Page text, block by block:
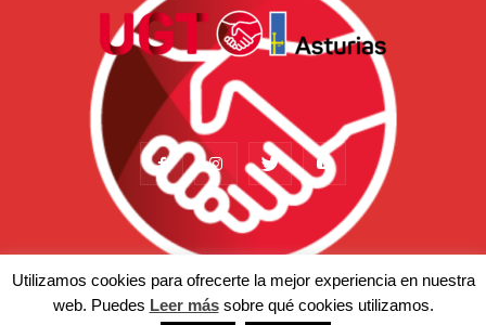
Actualidad Somos Temas Afiliación Prensa
Utilizamos cookies para ofrecerte la mejor experiencia en nuestra
web. Puedes Leer mássobre qué cookies utilizamos.